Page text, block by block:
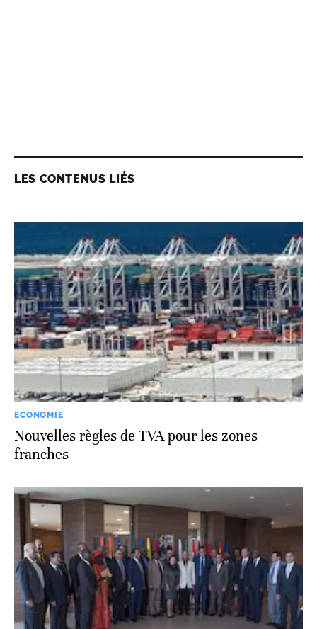
LES CONTENUS LIÉS
ECONOMIE
Nouvelles règles de TVA pour les zones
franches